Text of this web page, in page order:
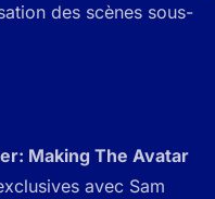
des scènes sous-
Making The Avatar
avec Sam